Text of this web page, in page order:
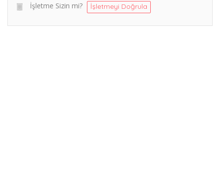
İşletme Sizin mi? İşletmeyi Doğrula